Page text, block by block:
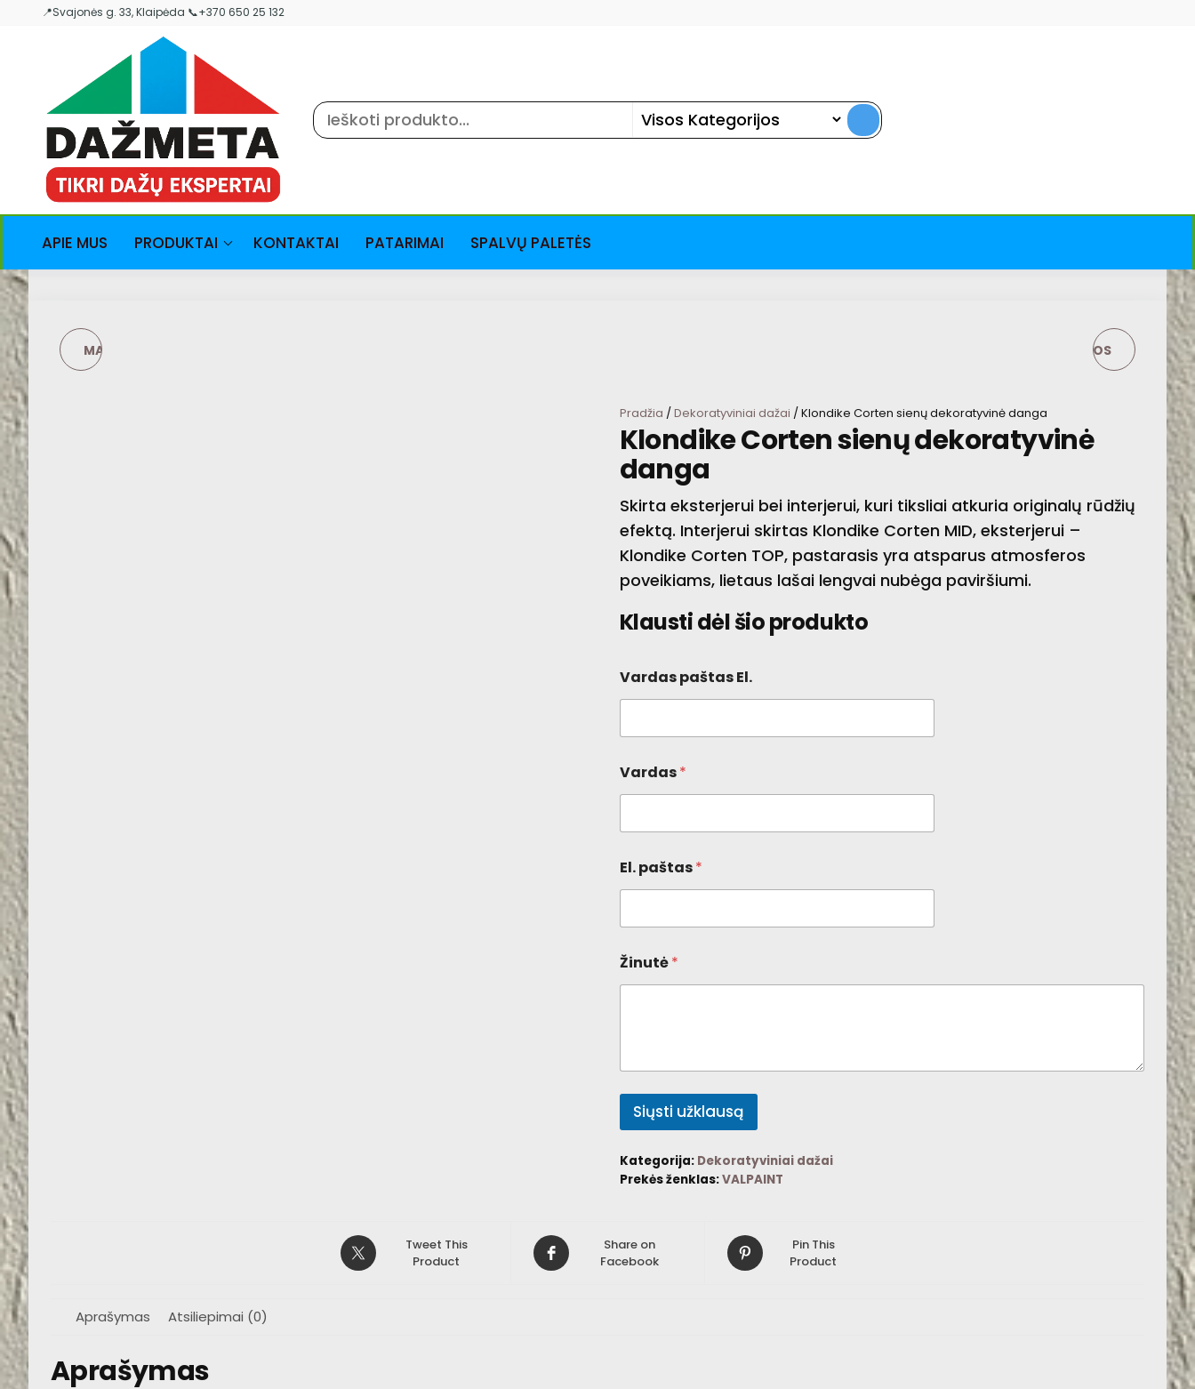
📍Svajonės g. 33, Klaipėda 📞+370 650 25 132
APIE MUS PRODUKTAI KONTAKTAI PATARIMAI SPALVŲ PALETĖS
MATEORE 10 CEMENTO METEORE 8 - AUKŠTOS
DEKORATYVINĖ
Pradžia / Dekoratyviniai dažai / Klondike Corten sienų dekoratyvinė danga
Klondike Corten sienų dekoratyvinė
danga
Skirta eksterjerui bei interjerui, kuri tiksliai atkuria originalų rūdžių
efektą. Interjerui skirtas Klondike Corten MID, eksterjerui –
Klondike Corten TOP, pastarasis yra atsparus atmosferos
poveikiams, lietaus lašai lengvai nubėga paviršiumi.
Klausti dėl šio produkto
Vardas paštas El.
Vardas*
El. paštas*
Žinutė*
Siųsti užklausą
Kategorija: Dekoratyviniai dažai
Prekės ženklas:VALPAINT
Tweet This
Product
Share on
Facebook
Pin This
Product
Aprašymas Atsiliepimai (0)
Aprašymas